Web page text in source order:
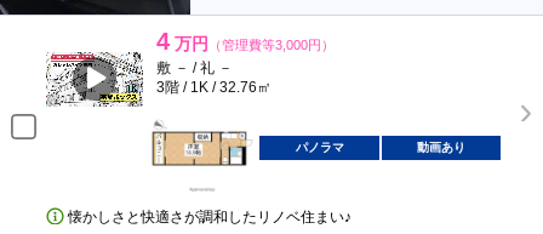
4 万円 （管理費等3,000円）
敷 － / 礼 －
3階 / 1K / 32.76㎡
パノラマ 動画あり
懐かしさと快適さが調和したリノベ住まい♪